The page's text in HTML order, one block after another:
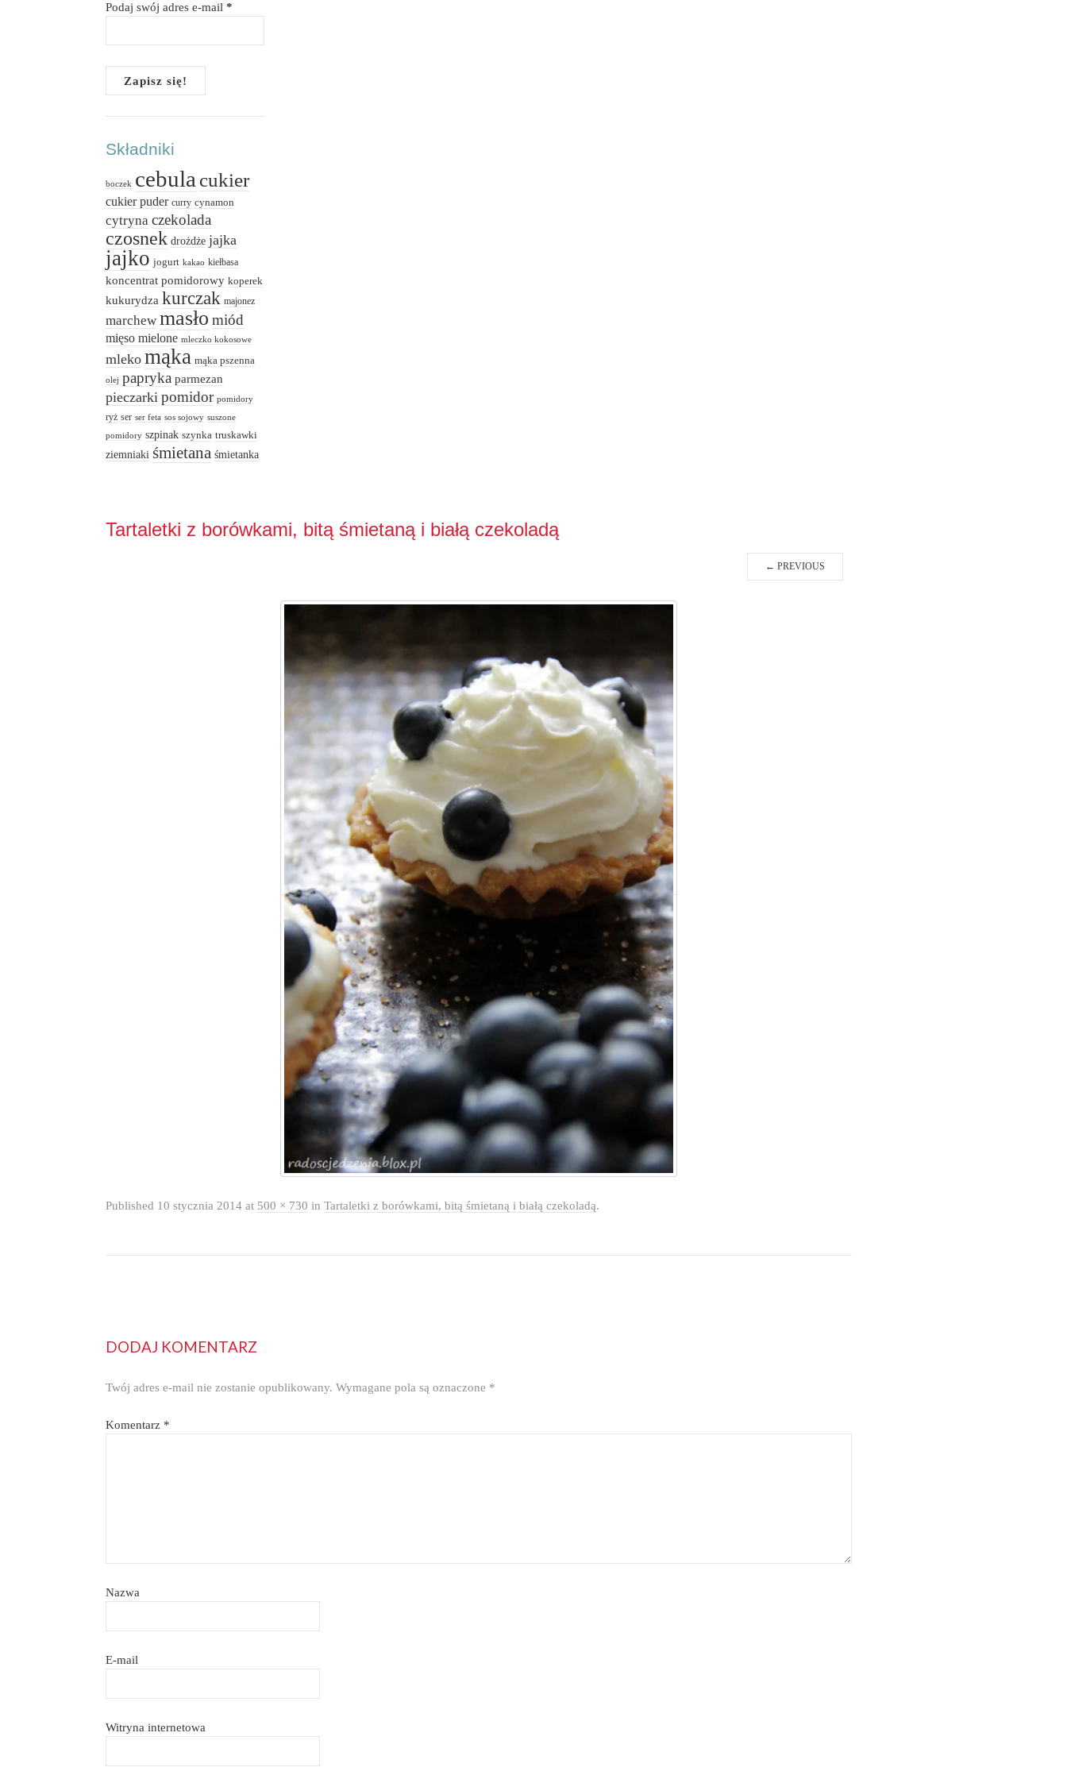
Podaj swój adres e-mail*
Składniki
boczek cebula cukier
cukier puder curry cynamon
cytryna czekolada
czosnek drożdże jajka
jajko jogurt kakao kiełbasa
koncentrat pomidorowy koperek
kukurydza kurczak majonez
marchew masło miód
mięso mielone mleczko kokosowe
mleko mąka mąka pszenna
olej papryka parmezan
pieczarki pomidor pomidory
ryż ser ser feta sos sojowy suszone
pomidory szpinak szynka truskawki
ziemniaki śmietana śmietanka
Tartaletki z borówkami, bitą śmietaną i białą czekoladą
← PREVIOUS
Published 10 stycznia 2014 at 500 × 730 inTartaletki z borówkami, bitą śmietaną i białą czekoladą.
DODAJ KOMENTARZ
Twój adres e-mail nie zostanie opublikowany. Wymagane pola są oznaczone *
Komentarz *
Nazwa
E-mail
Witryna internetowa